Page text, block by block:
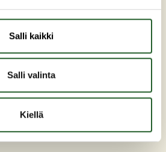
Salli kaikki
Salli valinta
Kiellä
7
Puolanka